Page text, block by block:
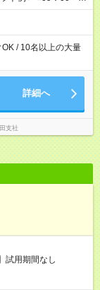
/ 10名以上の大量
詳細へ
支社
。 【試用期間】試用期間なし